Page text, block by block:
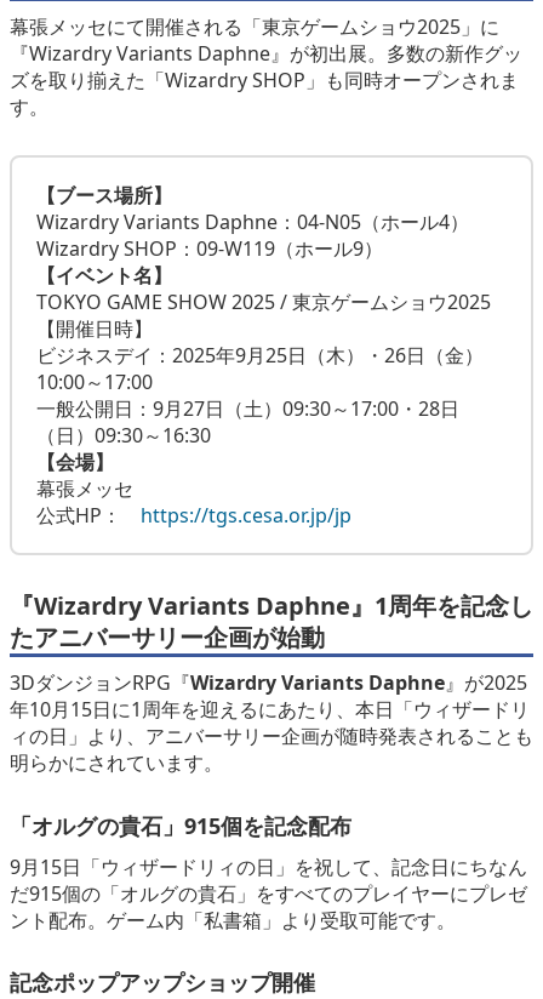
幕張メッセにて開催される「東京ゲームショウ2025」に
『Wizardry Variants Daphne』が初出展。多数の新作グッ
ズを取り揃えた「Wizardry SHOP」も同時オープンされま
す。
【ブース場所】
Wizardry Variants Daphne：04-N05（ホール4）
Wizardry SHOP：09-W119（ホール9）
【イベント名】
TOKYO GAME SHOW 2025 / 東京ゲームショウ2025
【開催日時】
ビジネスデイ：2025年9月25日（木）・26日（金）
10:00～17:00
一般公開日：9月27日（土）09:30～17:00・28日
（日）09:30～16:30
【会場】
幕張メッセ
公式HP： https://tgs.cesa.or.jp/jp
『Wizardry Variants Daphne』1周年を記念し
たアニバーサリー企画が始動
3DダンジョンRPG『Wizardry Variants Daphne』が2025
年10月15日に1周年を迎えるにあたり、本日「ウィザードリ
ィの日」より、アニバーサリー企画が随時発表されることも
明らかにされています。
「オルグの貴石」915個を記念配布
9月15日「ウィザードリィの日」を祝して、記念日にちなん
だ915個の「オルグの貴石」をすべてのプレイヤーにプレゼ
ント配布。ゲーム内「私書箱」より受取可能です。
記念ポップアップショップ開催